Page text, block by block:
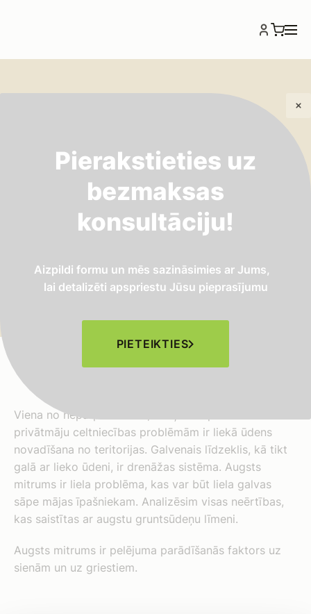
IEPAZĪSTIES
Lietus ūdens novadīšana,
drenāžas sistēmas
Viena no nepārprotamām, bet ļoti nopietnām
privātmāju celtniecības problēmām ir liekā ūdens
novadīšana no teritorijas. Galvenais līdzeklis, kā tikt
galā ar lieko ūdeni, ir drenāžas sistēma. Augsts
mitrums ir liela problēma, kas var būt liela galvas
sāpe mājas īpašniekam. Analizēsim visas neērtības,
kas saistītas ar augstu gruntsūdeņu līmeni.
Augsts mitrums ir pelējuma parādīšanās faktors uz
sienām un uz griestiem.
Pierakstieties uz
bezmaksas
konsultāciju!
Aizpildi formu un mēs sazināsimies ar Jums,
lai detalizēti apspriestu Jūsu pieprasījumu
PIETEIKTIES